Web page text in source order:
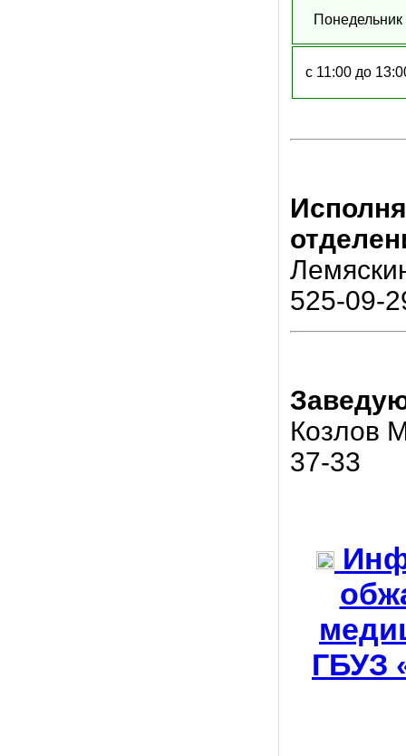
Понедельник
с 11:00 до
525-09-
Козлов
37-33
ГБУЗ